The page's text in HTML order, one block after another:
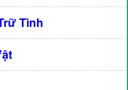
Tình